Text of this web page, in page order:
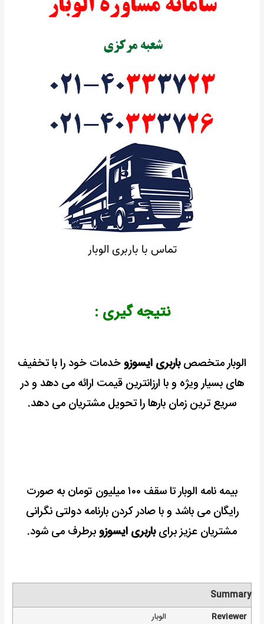
تماس با باربری الوبار
نتیجه گیری :
الوبار متخصصباربری ایسوزوخدمات خود را با تخفیف
های بسیار ویژه و با ارزانترین قیمت ارائه می دهد و در
سریع ترین زمان بارها را تحویل مشتریان می دهد.
بیمه نامه الوبار تا سقف ۱۰۰ میلیون تومان به صورت
رایگان می باشد و با صادر کردن بارنامه دولتی نگرانی
مشتریان عزیز برایباربری ایسوزوبرطرف می شود.
Summary
Reviewer
الوبار